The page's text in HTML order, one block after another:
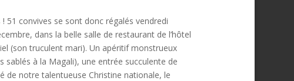
! 51 convives se sont donc régalés vendredi
dans la belle salle de restaurant de l’hôtel
(son truculent mari). Un apéritif monstrueux
sablés à la Magali), une entrée succulente de
de notre talentueuse Christine nationale, le